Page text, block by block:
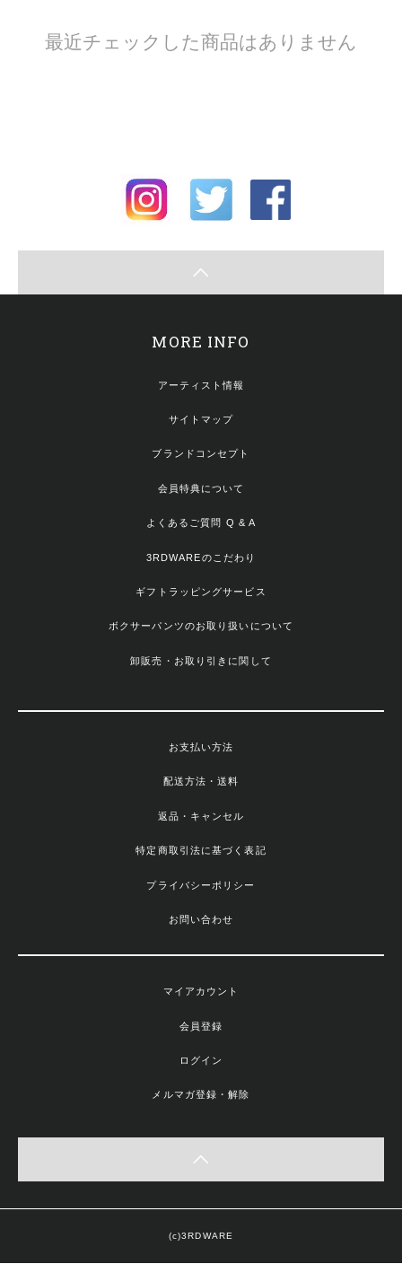
最近チェックした商品はありません
MORE INFO
アーティスト情報
サイトマップ
ブランドコンセプト
会員特典について
よくあるご質問 Q & A
3RDWAREのこだわり
ギフトラッピングサービス
ボクサーパンツのお取り扱いについて
卸販売・お取り引きに関して
お支払い方法
配送方法・送料
返品・キャンセル
特定商取引法に基づく表記
プライバシーポリシー
お問い合わせ
マイアカウント
会員登録
ログイン
メルマガ登録・解除
(c)3RDWARE